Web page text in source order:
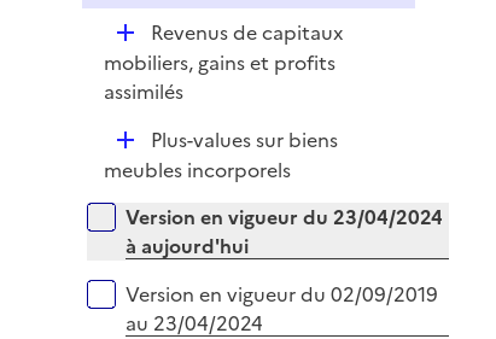
D
é
p
e
r
Revenus de capitaux
mobiliers, gains et profits
assimilés
D
é
l
i
e
Plus-values sur biens
meubles incorporels
Versions sur la période
Version en vigueur du 23/04/2024
à aujourd'hui
Version en vigueur du 02/09/2019
au 23/04/2024